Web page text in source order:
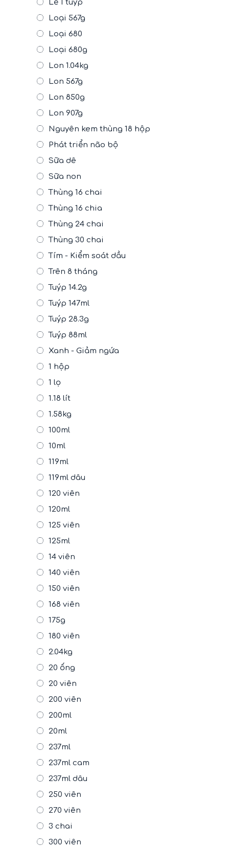
Lẻ 1 tuýp
Loại 567g
Loại 680
Loại 680g
Lon 1.04kg
Lon 567g
Lon 850g
Lon 907g
Nguyên kem thùng 18 hộp
Phát triển não bộ
Sữa dê
Sữa non
Thùng 16 chai
Thùng 16 chia
Thùng 24 chai
Thùng 30 chai
Tím - Kiểm soát dầu
Trên 8 tháng
Tuýp 14.2g
Tuýp 147ml
Tuýp 28.3g
Tuýp 88ml
Xanh - Giảm ngứa
1 hộp
1 lọ
1.18 lít
1.58kg
100ml
10ml
119ml
119ml dâu
120 viên
120ml
125 viên
125ml
14 viên
140 viên
150 viên
168 viên
175g
180 viên
2.04kg
20 ống
20 viên
200 viên
200ml
20ml
237ml
237ml cam
237ml dâu
250 viên
270 viên
3 chai
300 viên